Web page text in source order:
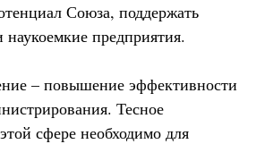
Союза, поддержать
наукоемкие предприятия.
– повышение эффективности
Тесное
сфере необходимо для